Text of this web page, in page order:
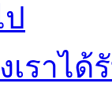
เราไ